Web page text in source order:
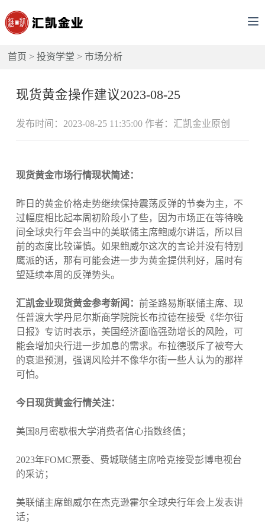
首页 >投资学堂 >市场分析
现货黄金操作建议2023-08-25
发布时间：2023-08-25 11:35:00 作者：汇凯金业原创
现货黄金市场行情现状简述：
昨日的黄金价格走势继续保持震荡反弹的节奏为主，不
过幅度相比起本周初阶段小了些，因为市场正在等待晚
间全球央行年会当中的美联储主席鲍威尔讲话，所以目
前的态度比较谨慎。如果鲍威尔这次的言论并没有特别
鹰派的话，那有可能会进一步为黄金提供利好，届时有
望延续本周的反弹势头。
汇凯金业现货黄金参考新闻： 前圣路易斯联储主席、现
任普渡大学丹尼尔斯商学院院长布拉德在接受《华尔街
日报》专访时表示，美国经济面临强劲增长的风险，可
能会增加央行进一步加息的需求。布拉德驳斥了被夸大
的衰退预测，强调风险并不像华尔街一些人认为的那样
可怕。
今日现货黄金行情关注：
美国8月密歇根大学消费者信心指数终值；
2023年FOMC票委、费城联储主席哈克接受彭博电视台
的采访；
美联储主席鲍威尔在杰克逊霍尔全球央行年会上发表讲
话；